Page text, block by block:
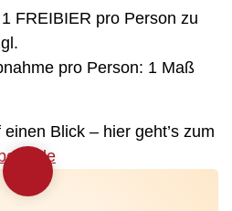
FREIBIER pro Person zu
pro Person: 1 Maß
Blick – hier geht’s zum